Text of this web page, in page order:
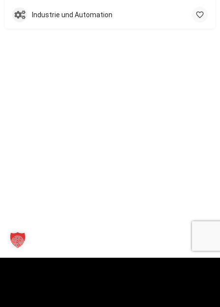
Industrie und Automation